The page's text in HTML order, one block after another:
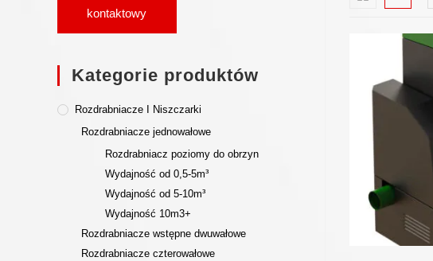
kontaktowy
Kategorie produktów
Rozdrabniacze I Niszczarki
Rozdrabniacze jednowałowe
Rozdrabniacz poziomy do obrzyn
Wydajność od 0,5-5m³
Wydajność od 5-10m³
Wydajność 10m3+
Rozdrabniacze wstępne dwuwałowe
Rozdrabniacze czterowałowe